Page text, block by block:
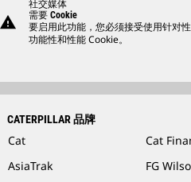
warning
社交媒体
需要 Cookie
要启用此功能，您必须接受使用针对性
功能性和性能 Cookie。
CATERPILLAR 品牌
Cat Cat
AsiaTrak
FG